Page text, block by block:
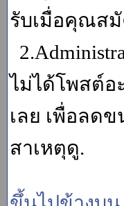
รับเมื่อคุณส
ไม่ได้โพสต์อ
เลย เพื่อลด
สาเหตุดู.